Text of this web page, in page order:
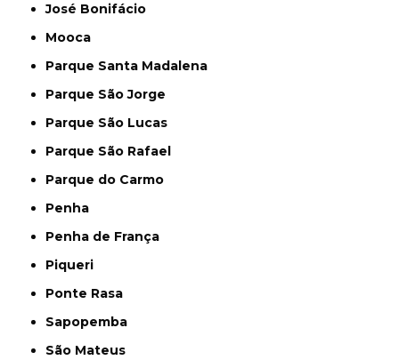
José Bonifácio
Mooca
Parque Santa Madalena
Parque São Jorge
Parque São Lucas
Parque São Rafael
Parque do Carmo
Penha
Penha de França
Piqueri
Ponte Rasa
Sapopemba
São Mateus